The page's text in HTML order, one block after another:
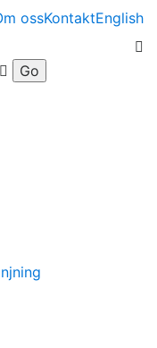
ossKontaktEnglish